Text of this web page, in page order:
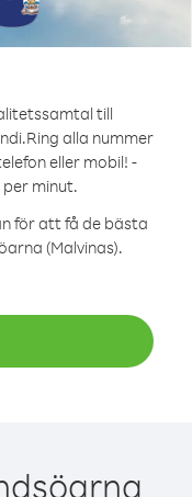
till
Ring alla nummer
eller mobil! -
minut.
för att få de bästa
(Malvinas).